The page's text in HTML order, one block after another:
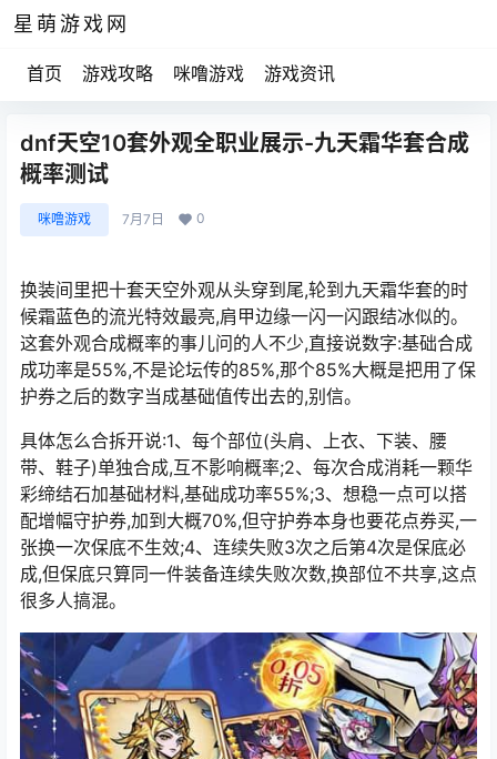
星萌游戏网
首页 游戏攻略 咪噜游戏 游戏资讯
dnf天空10套外观全职业展示-九天霜华套合成
概率测试
咪噜游戏 7月7日 0
换装间里把十套天空外观从头穿到尾,轮到九天霜华套的时
候霜蓝色的流光特效最亮,肩甲边缘一闪一闪跟结冰似的。
这套外观合成概率的事儿问的人不少,直接说数字:基础合成
成功率是55%,不是论坛传的85%,那个85%大概是把用了保
护券之后的数字当成基础值传出去的,别信。
具体怎么合拆开说:1、每个部位(头肩、上衣、下装、腰
带、鞋子)单独合成,互不影响概率;2、每次合成消耗一颗华
彩缔结石加基础材料,基础成功率55%;3、想稳一点可以搭
配增幅守护券,加到大概70%,但守护券本身也要花点券买,一
张换一次保底不生效;4、连续失败3次之后第4次是保底必
成,但保底只算同一件装备连续失败次数,换部位不共享,这点
很多人搞混。